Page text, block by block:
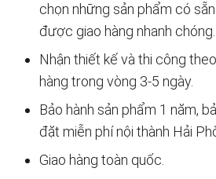
chọn những sản phẩm có
được giao hàng nhanh chóng.
Nhận thiết kế và thi công
hàng trong vòng 3-5 ngày.
Bảo hành sản phẩm 1 năm,
đặt miễn phí nội thành Hải
Giao hàng toàn quốc.